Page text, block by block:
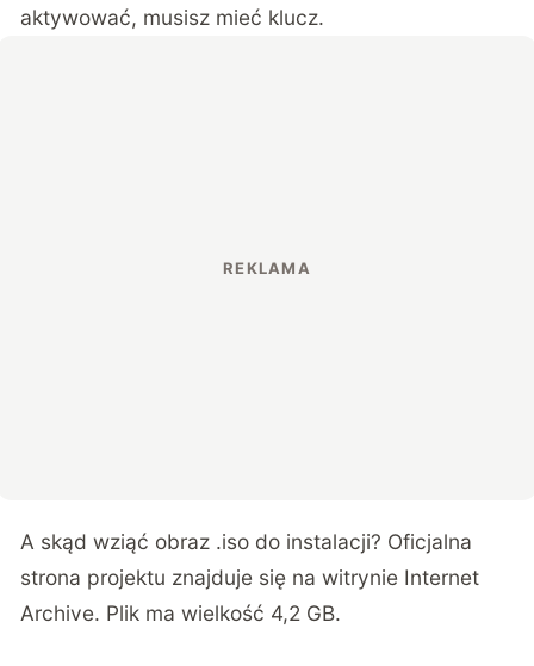
aktywować, musisz mieć klucz.
A skąd wziąć obraz .iso do instalacji? Oficjalna
strona projektu znajduje się na witrynie Internet
Archive. Plik ma wielkość 4,2 GB.